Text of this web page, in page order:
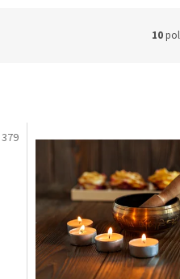
10
379